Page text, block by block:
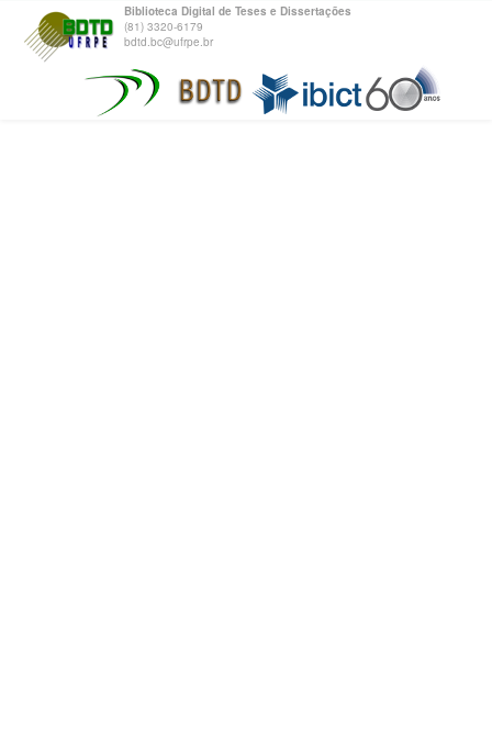
Biblioteca Digital de Teses e Dissertações
(81) 3320-6179
bdtd.bc@ufrpe.br